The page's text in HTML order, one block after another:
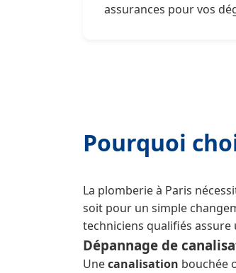
assurances pour vos
Pourquoi
La plomberie à Paris
soit pour un simple
techniciens qualifiés assure
Dépannage de
Unecanalisation bouchée